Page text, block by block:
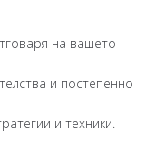
на вашето
и постепенно
и техники.